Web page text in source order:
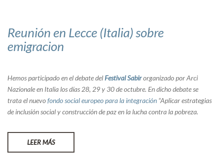
Reunión en Lecce (Italia) sobre
emigracion
Hemos participado en el debate delFestival Sabirorganizado por Arci
Nazionale en Italia los días 28, 29 y 30 de octubre. En dicho debate se
trata el nuevofondo social europeo para la integración “Aplicar estrategias
de inclusión social y construcción de paz en la lucha contra la pobreza.
LEER MÁS